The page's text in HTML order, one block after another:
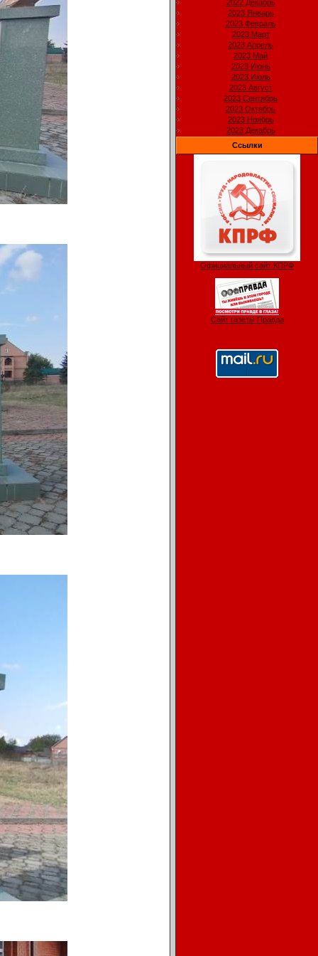
2022 Декабрь
2023 Январь
2023 Февраль
2023 Март
2023 Апрель
2023 Май
2023 Июнь
2023 Июль
2023 Август
2023 Сентябрь
2023 Октябрь
2023 Ноябрь
2023 Декабрь
Ссылки
Официальный сайт КПРФ
Сайт газеты Правда